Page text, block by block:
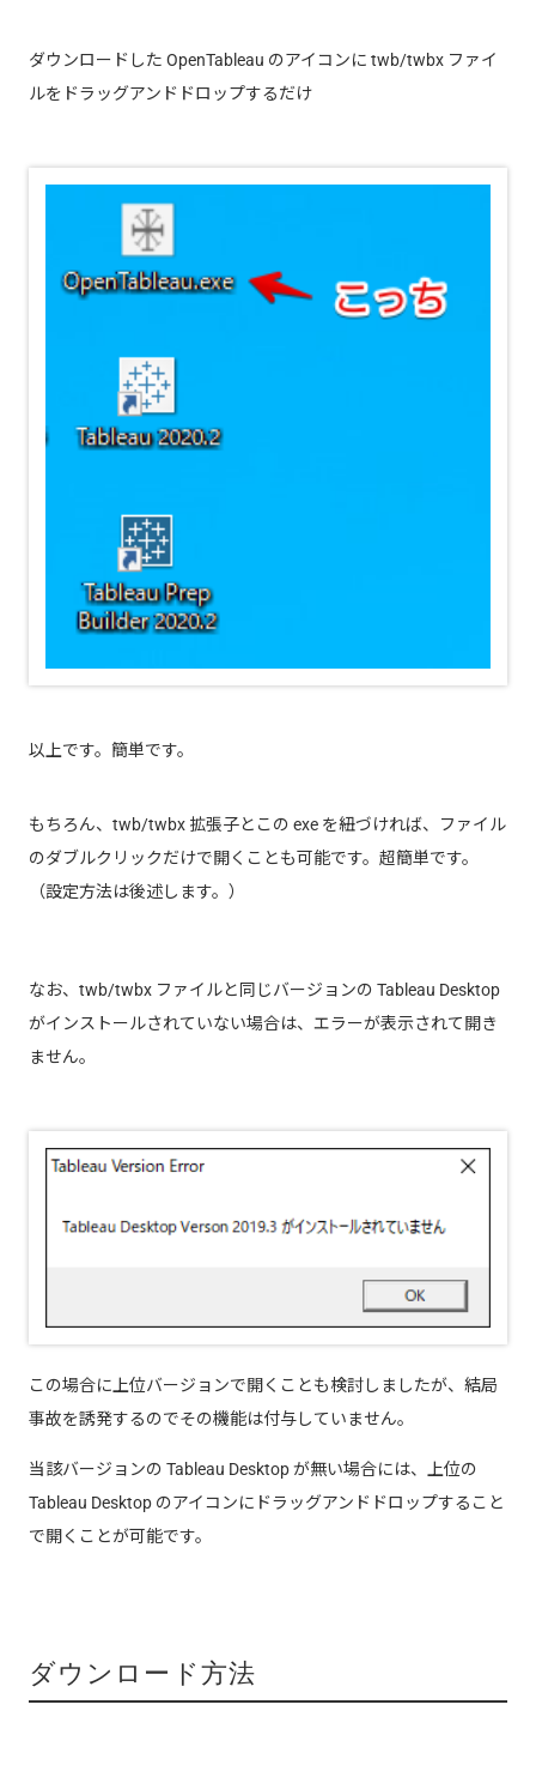
ダウンロードした OpenTableau のアイコンに twb/twbx ファイ
ルをドラッグアンドドロップするだけ
以上です。簡単です。
もちろん、twb/twbx 拡張子とこの exe を紐づければ、ファイル
のダブルクリックだけで開くことも可能です。超簡単です。
（設定方法は後述します。）
なお、twb/twbx ファイルと同じバージョンの Tableau Desktop
がインストールされていない場合は、エラーが表示されて開き
ません。
この場合に上位バージョンで開くことも検討しましたが、結局
事故を誘発するのでその機能は付与していません。
当該バージョンの Tableau Desktop が無い場合には、上位の
Tableau Desktop のアイコンにドラッグアンドドロップすること
で開くことが可能です。
ダウンロード方法